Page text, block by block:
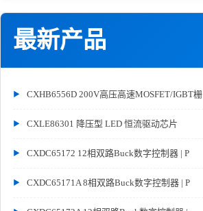
最新产品
CXHB6556D 200V高压高速MOSFET/IGBT栅
CXLE86301 降压型 LED 恒流驱动芯片
CXDC65172 12相双路Buck数字控制器 | P
CXDC65171A 8相双路Buck数字控制器 | P